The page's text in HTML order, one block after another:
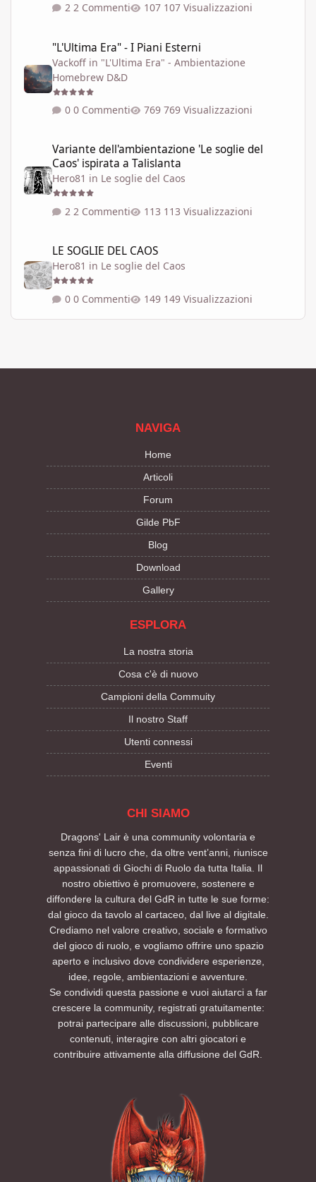
2 Commenti 107 Visualizzazioni
"L'Ultima Era" - I Piani Esterni
Vackoff in "L'Ultima Era" - Ambientazione
Homebrew D&D
0 Commenti 769 Visualizzazioni
Variante dell'ambientazione 'Le soglie del
Caos' ispirata a Talislanta
Hero81 in Le soglie del Caos
2 Commenti 113 Visualizzazioni
LE SOGLIE DEL CAOS
Hero81 in Le soglie del Caos
0 Commenti 149 Visualizzazioni
NAVIGA
Home
Articoli
Forum
Gilde PbF
Blog
Download
Gallery
ESPLORA
La nostra storia
Cosa c'è di nuovo
Campioni della Commuity
Il nostro Staff
Utenti connessi
Eventi
CHI SIAMO
Dragons' Lair è una community volontaria e
senza fini di lucro che, da oltre vent’anni, riunisce
appassionati di Giochi di Ruolo da tutta Italia. Il
nostro obiettivo è promuovere, sostenere e
diffondere la cultura del GdR in tutte le sue forme:
dal gioco da tavolo al cartaceo, dal live al digitale.
Crediamo nel valore creativo, sociale e formativo
del gioco di ruolo, e vogliamo offrire uno spazio
aperto e inclusivo dove condividere esperienze,
idee, regole, ambientazioni e avventure.
Se condividi questa passione e vuoi aiutarci a far
crescere la community, registrati gratuitamente:
potrai partecipare alle discussioni, pubblicare
contenuti, interagire con altri giocatori e
contribuire attivamente alla diffusione del GdR.